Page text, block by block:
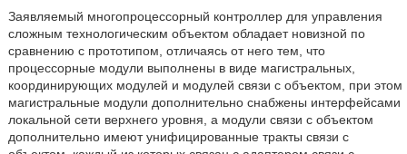
Заявляемый многопроцессорный контроллер для управления
сложным технологическим объектом обладает новизной по
сравнению с прототипом, отличаясь от него тем, что
процессорные модули выполнены в виде магистральных,
координирующих модулей и модулей связи с объектом, при этом
магистральные модули дополнительно снабжены интерфейсами
локальной сети верхнего уровня, а модули связи с объектом
дополнительно имеют унифицированные тракты связи с